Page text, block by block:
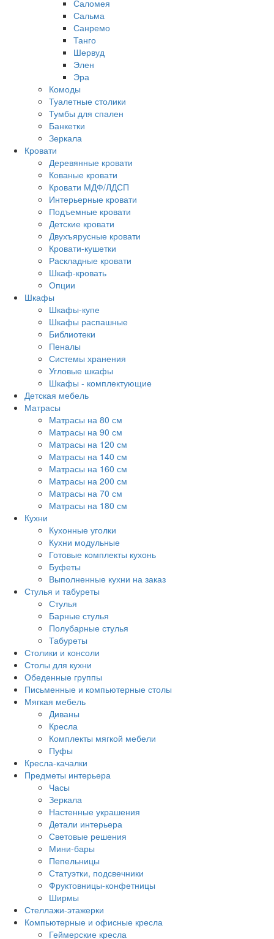
Саломея
Сальма
Санремо
Танго
Шервуд
Элен
Эра
Комоды
Туалетные столики
Тумбы для спален
Банкетки
Зеркала
Кровати
Деревянные кровати
Кованые кровати
Кровати МДФ/ЛДСП
Интерьерные кровати
Подъемные кровати
Детские кровати
Двухъярусные кровати
Кровати-кушетки
Раскладные кровати
Шкаф-кровать
Опции
Шкафы
Шкафы-купе
Шкафы распашные
Библиотеки
Пеналы
Системы хранения
Угловые шкафы
Шкафы - комплектующие
Детская мебель
Матрасы
Матрасы на 80 см
Матрасы на 90 см
Матрасы на 120 см
Матрасы на 140 см
Матрасы на 160 см
Матрасы на 200 см
Матрасы на 70 см
Матрасы на 180 см
Кухни
Кухонные уголки
Кухни модульные
Готовые комплекты кухонь
Буфеты
Выполненные кухни на заказ
Стулья и табуреты
Стулья
Барные стулья
Полубарные стулья
Табуреты
Столики и консоли
Столы для кухни
Обеденные группы
Письменные и компьютерные столы
Мягкая мебель
Диваны
Кресла
Комплекты мягкой мебели
Пуфы
Кресла-качалки
Предметы интерьера
Часы
Зеркала
Настенные украшения
Детали интерьера
Световые решения
Мини-бары
Пепельницы
Статуэтки, подсвечники
Фруктовницы-конфетницы
Ширмы
Стеллажи-этажерки
Компьютерные и офисные кресла
Геймерские кресла